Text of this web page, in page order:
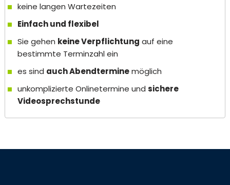
keine langen Wartezeiten
Einfach und flexibel
Sie gehen keine Verpflichtung auf eine
bestimmte Terminzahl ein
es sind auch Abendterminemöglich
unkomplizierte Onlinetermine undsichere
Videosprechstunde